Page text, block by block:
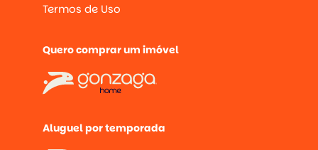
Termos de Uso
Quero comprar um imóvel
Aluguel por temporada